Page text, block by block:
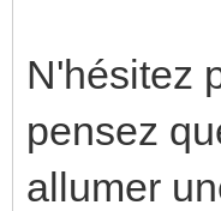
N'hésitez
pensez
allumer